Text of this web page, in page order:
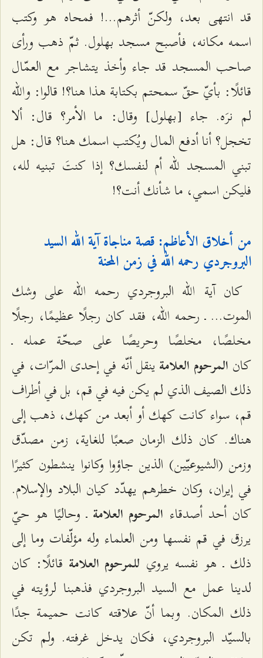
قد انتهى بعد، ولكنّ أثرهم...! فمحاه هو وكتب
اسمه مكانه، فأصبح مسجد بهلول. ثمّ ذهب ورأى
صاحب المسجد قد جاء وأخذ يتشاجر مع العمّال
قائلًا: بأيّ حقّ سمحتم بكتابة هذا هنا؟! قالوا: والله
لم نرَه. جاء [بهلول] وقال: ما الأمر؟ قال: ألا
تخجل؟ أنا أدفع المال ويُكتب اسمك هنا؟ قال: هل
تبني المسجد للّه أم لنفسك؟ إذا كنتَ تبنيه لله،
فليكن اسمي، ما شأنك أنت؟!
من أخلاق الأعاظم: قصة مناجاة آية الله السيد
البروجردي رحمه الله في زمن المحنة
كان آية الله البروجردي رحمه الله على وشك
الموت... ـ رحمه الله، فقد كان رجلًا عظيمًا، رجلًا
مخلصًا، مخلصًا وحريصًا على صحّة عمله ـ
كان المرحوم العلامة ينقل أنّه في إحدى المرّات، في
ذلك الصيف الذي لم يكن فيه في قم، بل في أطراف
قم، سواء كانت كهك أو أبعد من كهك، ذهب إلى
هناك. كان ذلك الزمان صعبًا للغاية، زمن مصدّق
وزمن (الشيوعيّين) الذين جاؤوا وكانوا ينشطون كثيرًا
في إيران، وكان خطرهم يهدّد كيان البلاد والإسلام.
كان أحد أصدقاء المرحوم العلامةـ وحاليًا هو حيّ
يرزق في قم نفسها ومن العلماء وله مؤلّفات وما إلى
ذلك ـ هو نفسه يروي للمرحوم العلامة قائلًا: كان
لدينا عمل مع السيد البروجردي فذهبنا لرؤيته في
ذلك المكان. وبما أنّ علاقته كانت حميمة جدًا
بالسيّد البروجردي، فكان يدخل غرفته. ولم تكن